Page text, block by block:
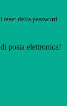
reset della password
posta elettronica!